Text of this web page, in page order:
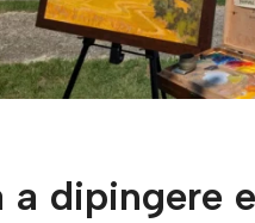
a dipingere